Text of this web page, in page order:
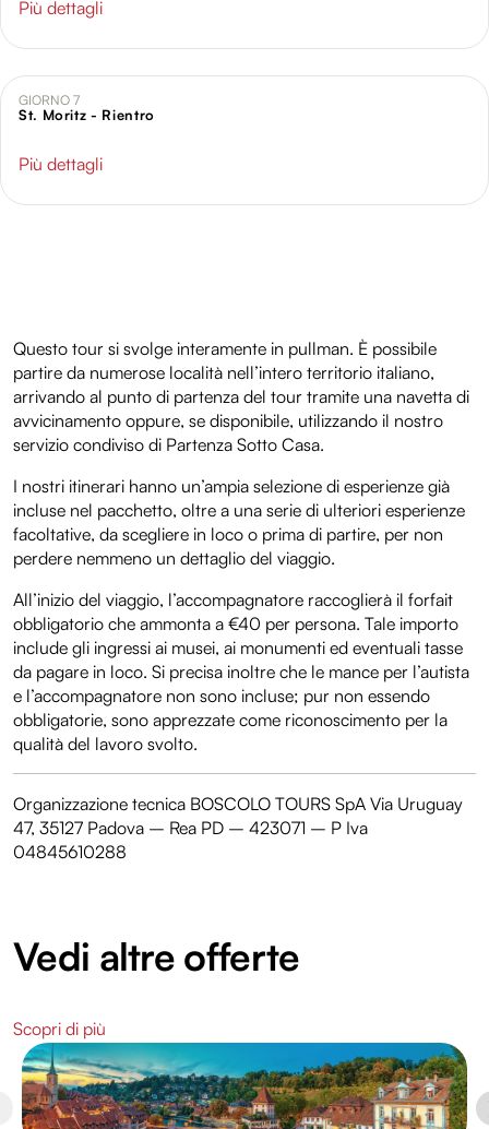
Più dettagli
GIORNO 7
St. Moritz - Rientro
Più dettagli
Questo tour si svolge interamente in pullman. È possibile
partire da numerose località nell’intero territorio italiano,
arrivando al punto di partenza del tour tramite una navetta di
avvicinamento oppure, se disponibile, utilizzando il nostro
servizio condiviso di Partenza Sotto Casa.
I nostri itinerari hanno un’ampia selezione di esperienze già
incluse nel pacchetto, oltre a una serie di ulteriori esperienze
facoltative, da scegliere in loco o prima di partire, per non
perdere nemmeno un dettaglio del viaggio.
All’inizio del viaggio, l’accompagnatore raccoglierà il forfait
obbligatorio che ammonta a €40 per persona. Tale importo
include gli ingressi ai musei, ai monumenti ed eventuali tasse
da pagare in loco. Si precisa inoltre che le mance per l’autista
e l’accompagnatore non sono incluse; pur non essendo
obbligatorie, sono apprezzate come riconoscimento per la
qualità del lavoro svolto.
Organizzazione tecnica BOSCOLO TOURS SpA Via Uruguay
47, 35127 Padova – Rea PD – 423071 – P Iva
04845610288
Vedi altre offerte
Scopri di più